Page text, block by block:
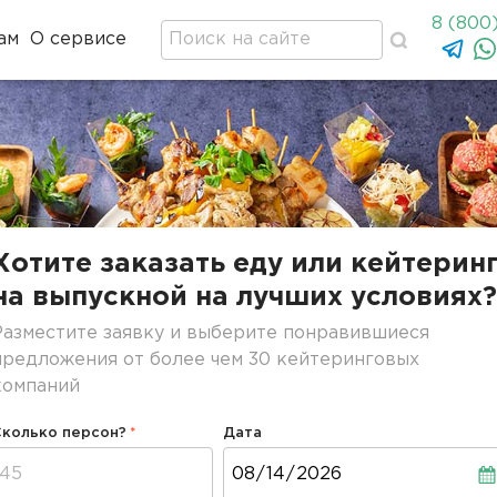
О сервисе
8
заказать еду или
выпускной на лучших условиях?
заявку и выберите понравившиеся
от более чем 30 кейтеринговых
персон? Дата